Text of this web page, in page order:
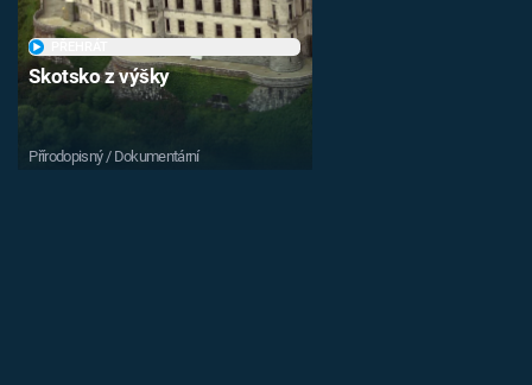
Skotsko z výšky
Přírodopisný / Dokumentární